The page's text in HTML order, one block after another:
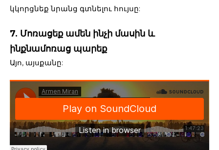
կկորցնեք նրանց գտնելու հույսը:
7. Մոռացեք ամեն ինչի մասին և
ինքնամոռաց պարեք
Այո, այսքանը: